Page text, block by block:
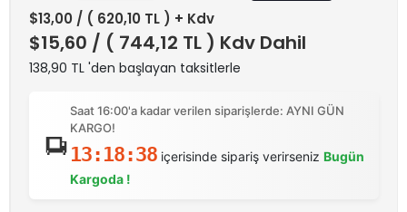
$13,00 / ( 620,10 TL ) + Kdv
$15,60 / ( 744,12 TL ) Kdv Dahil
138,90 TL 'den başlayan taksitlerle
Saat 16:00'a kadar verilen siparişlerde: AYNI GÜN
KARGO!
13:18:38içerisinde sipariş verirseniz Bugün
Kargoda !